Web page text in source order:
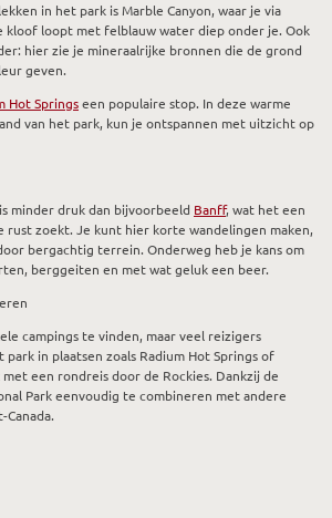
in het park is Marble Canyon, waar je via
kloof loopt met felblauw water diep onder je. Ook
hier zie je mineraalrijke bronnen die de grond
geven.
Hot Springseen populaire stop. In deze warme
van het park, kun je ontspannen met uitzicht op
minder druk dan bijvoorbeeld Banff, wat het een
rust zoekt. Je kunt hier korte wandelingen maken,
bergachtig terrein. Onderweg heb je kans om
berggeiten en met wat geluk een beer.
campings te vinden, maar veel reizigers
in plaatsen zoals Radium Hot Springs of
een rondreis door de Rockies. Dankzij de
Park eenvoudig te combineren met andere